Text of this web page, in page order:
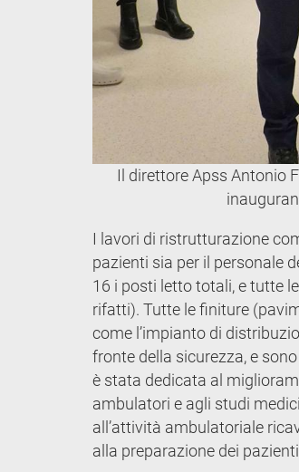
Il direttore Apss Antonio
I lavori di ristrutturazione
pazienti sia per il personale
16 i posti letto totali, e tutte
rifatti). Tutte le finiture
come l’impianto di
fronte della sicurezza, e
è stata dedicata al
ambulatori e agli studi
all’attività ambulatoriale
alla preparazione dei